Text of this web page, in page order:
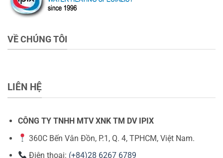
VỀ CHÚNG TÔI
LIÊN HỆ
CÔNG TY TNHH MTV XNK TM DV IPIX
360C Bến Vân Đồn, P.1, Q. 4, TPHCM, Việt Nam.
Điện thoại: (+84)28 6267 6789